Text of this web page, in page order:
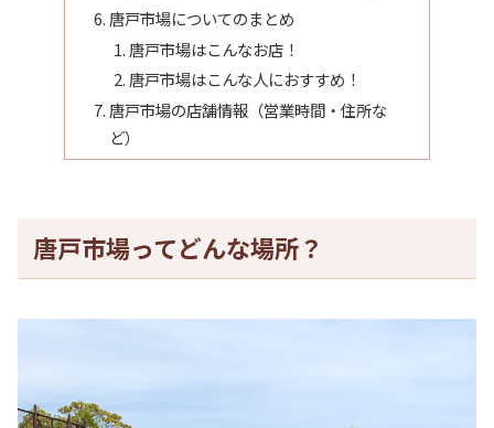
唐戸市場についてのまとめ
唐戸市場はこんなお店！
唐戸市場はこんな人におすすめ！
唐戸市場の店舗情報（営業時間・住所な
ど）
唐戸市場ってどんな場所？